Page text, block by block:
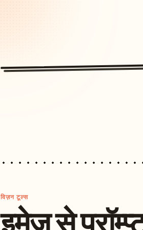
विज़न टूल्स